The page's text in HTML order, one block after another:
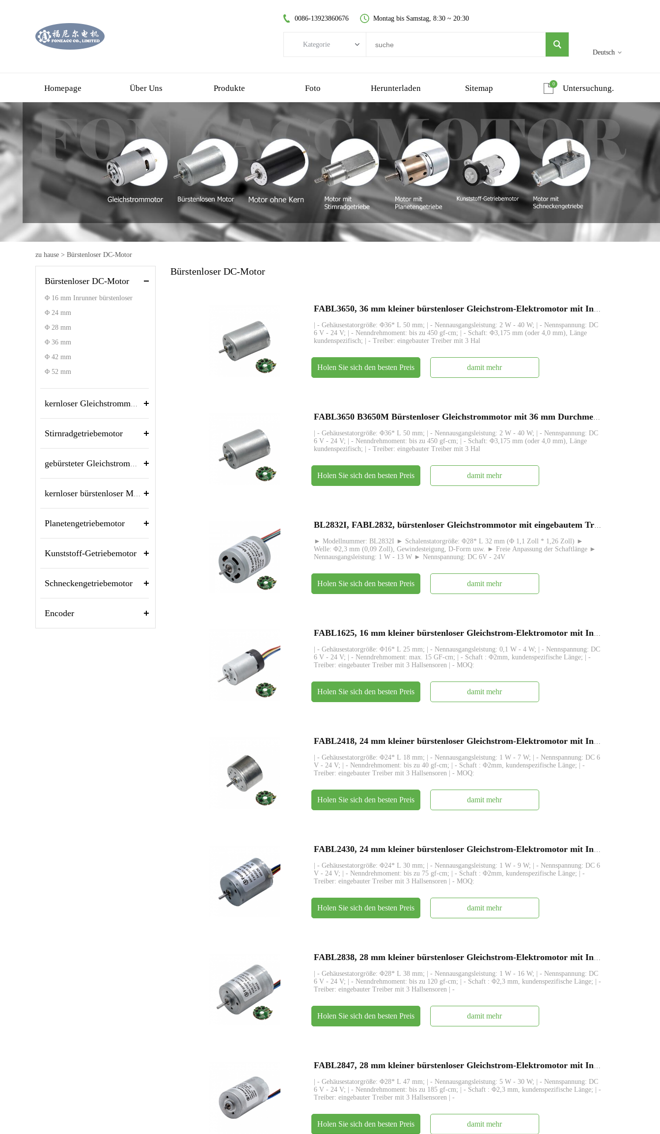
Deutsch
0086-13923860676 Montag bis Samstag, 8:30 ~ 20:30
Kategorie
Stirnradgetriebemotor
kernloser bürstenloser Motor
Planetengetriebemotor
Kunststoff-Getriebemotor
Schneckengetriebemotor
Homepage Über Uns Produkte Foto Herunterladen Sitemap Untersuchung.
0
zu hause > Bürstenloser DC-Motor
Bürstenloser DC-Motor
Φ 16 mm Inrunner bürstenloser
Gleichstrom-Elektromotor mit
Treiber
Φ 24 mm
Φ 28 mm
Φ 36 mm
Φ 42 mm
Φ 52 mm
Stirnradgetriebemotor
Planetengetriebemotor
Kunststoff-Getriebemotor
Schneckengetriebemotor
Encoder
Bürstenloser DC-Motor
| - Gehäusestatorgröße: Φ36* L 50 mm; | - Nennausgangsleistung: 2 W - 40 W; | - Nennspannung: DC
6 V - 24 V; | - Nenndrehmoment: bis zu 450 gf-cm; | - Schaft: Φ3,175 mm (oder 4,0 mm), Länge
kundenspezifisch; | - Treiber: eingebauter Treiber mit 3 Hal
Holen Sie sich den besten Preis damit mehr
FABL3650 B3650M Bürstenloser Gleichstrommotor mit 36 mm Durchmesser und innenliegendem Rotor
| - Gehäusestatorgröße: Φ36* L 50 mm; | - Nennausgangsleistung: 2 W - 40 W; | - Nennspannung: DC
6 V - 24 V; | - Nenndrehmoment: bis zu 450 gf-cm; | - Schaft: Φ3,175 mm (oder 4,0 mm), Länge
kundenspezifisch; | - Treiber: eingebauter Treiber mit 3 Hal
Holen Sie sich den besten Preis damit mehr
BL2832I, FABL2832, bürstenloser Gleichstrommotor mit eingebautem Treiber
► Modellnummer: BL2832I ► Schalenstatorgröße: Φ28* L 32 mm (Φ 1,1 Zoll * 1,26 Zoll) ►
Welle: Φ2,3 mm (0,09 Zoll), Gewindesteigung, D-Form usw. ► Freie Anpassung der Schaftlänge ►
Nennausgangsleistung: 1 W - 13 W ► Nennspannung: DC 6V - 24V
Holen Sie sich den besten Preis damit mehr
| - Gehäusestatorgröße: Φ16* L 25 mm; | - Nennausgangsleistung: 0,1 W - 4 W; | - Nennspannung: DC
6 V - 24 V; | - Nenndrehmoment: max. 15 GF-cm; | - Schaft : Φ2mm, kundenspezifische Länge; | -
Treiber: eingebauter Treiber mit 3 Hallsensoren | - MOQ:
Holen Sie sich den besten Preis damit mehr
| - Gehäusestatorgröße: Φ24* L 18 mm; | - Nennausgangsleistung: 1 W - 7 W; | - Nennspannung: DC 6
V - 24 V; | - Nenndrehmoment: bis zu 40 gf-cm; | - Schaft : Φ2mm, kundenspezifische Länge; | -
Treiber: eingebauter Treiber mit 3 Hallsensoren | - MOQ:
Holen Sie sich den besten Preis damit mehr
| - Gehäusestatorgröße: Φ24* L 30 mm; | - Nennausgangsleistung: 1 W - 9 W; | - Nennspannung: DC 6
V - 24 V; | - Nenndrehmoment: bis zu 75 gf-cm; | - Schaft : Φ2mm, kundenspezifische Länge; | -
Treiber: eingebauter Treiber mit 3 Hallsensoren | - MOQ:
Holen Sie sich den besten Preis damit mehr
| - Gehäusestatorgröße: Φ28* L 38 mm; | - Nennausgangsleistung: 1 W - 16 W; | - Nennspannung: DC
6 V - 24 V; | - Nenndrehmoment: bis zu 120 gf-cm; | - Schaft : Φ2,3 mm, kundenspezifische Länge; | -
Treiber: eingebauter Treiber mit 3 Hallsensoren | -
Holen Sie sich den besten Preis damit mehr
| - Gehäusestatorgröße: Φ28* L 47 mm; | - Nennausgangsleistung: 5 W - 30 W; | - Nennspannung: DC
6 V - 24 V; | - Nenndrehmoment: bis zu 185 gf-cm; | - Schaft : Φ2,3 mm, kundenspezifische Länge; | -
Treiber: eingebauter Treiber mit 3 Hallsensoren | -
Holen Sie sich den besten Preis damit mehr